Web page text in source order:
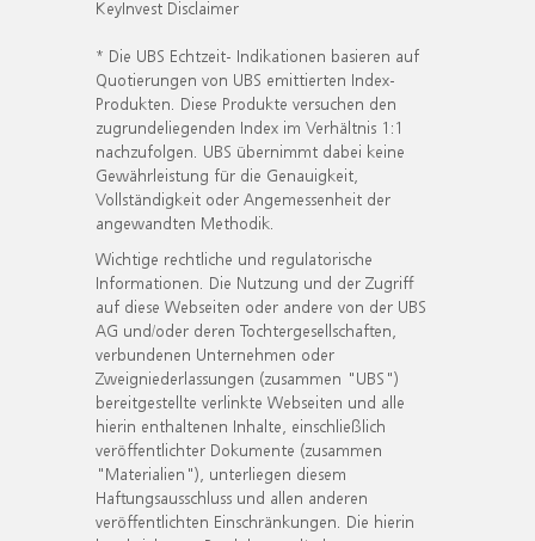
KeyInvest Disclaimer
* Die UBS Echtzeit- Indikationen basieren auf
Quotierungen von UBS emittierten Index-
Produkten. Diese Produkte versuchen den
zugrundeliegenden Index im Verhältnis 1:1
nachzufolgen. UBS übernimmt dabei keine
Gewährleistung für die Genauigkeit,
Vollständigkeit oder Angemessenheit der
angewandten Methodik.
Wichtige rechtliche und regulatorische
Informationen. Die Nutzung und der Zugriff
auf diese Webseiten oder andere von der UBS
AG und/oder deren Tochtergesellschaften,
verbundenen Unternehmen oder
Zweigniederlassungen (zusammen "UBS")
bereitgestellte verlinkte Webseiten und alle
hierin enthaltenen Inhalte, einschließlich
veröffentlichter Dokumente (zusammen
"Materialien"), unterliegen diesem
Haftungsausschluss und allen anderen
veröffentlichten Einschränkungen. Die hierin